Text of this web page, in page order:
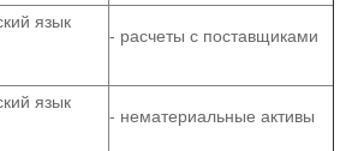
язык
- расчеты с поставщиками
язык
- нематериальные активы